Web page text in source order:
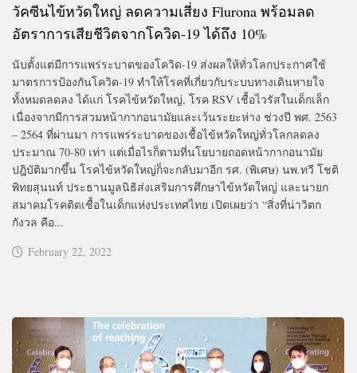
วัคซีนไข้หวัดใหญ่ ลดความเสี่ยง Flurona พร้อมลด
อัตราการเสียชีวิตจากโควิด-19 ได้ถึง 10%
นับตั้งแต่มีการแพร่ระบาดของโควิด-19 ส่งผลให้ทั่วโลกประกาศใช้
มาตรการป้องกันโควิด-19 ทำให้โรคที่เกี่ยวกับระบบทางเดินหายใจ
ทั้งหมดลดลง ได้แก่ โรคไข้หวัดใหญ่, โรค RSV เชื้อไวรัสในเด็กเล็ก
เนื่องจากมีการสวมหน้ากากอนามัยและเว้นระยะห่าง ช่วงปี พศ. 2563
– 2564 ที่ผ่านมา การแพร่ระบาดของเชื้อไข้หวัดใหญ่ทั่วโลกลดลง
ประมาณ 70-80 เท่า แต่เมื่อไรก็ตามที่นโยบายถอดหน้ากากอนามัย
ปฎิบัติมากขึ้น โรคไข้หวัดใหญ่ก็จะกลับมาอีก รศ. (พิเศษ) นพ.ทวี โชติ
พิทยสุนนท์ ประธานมูลนิธิส่งเสริมการศึกษาไข้หวัดใหญ่ และนายก
สมาคมโรคติดเชื้อในเด็กแห่งประเทศไทย เปิดเผยว่า “สิ่งที่น่าวิตก
กังวล คือ...
February 22, 2022